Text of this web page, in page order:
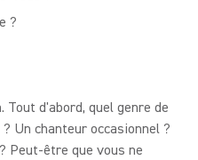
?
Tout d'abord, quel genre de
Un chanteur occasionnel ?
Peut-être que vous ne